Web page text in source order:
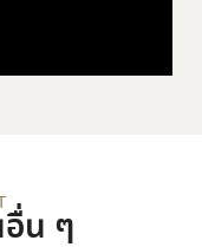
น ๆ